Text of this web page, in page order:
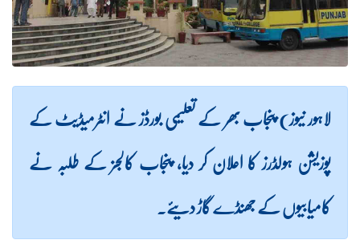
لاہور نیوز) پنجاب بھر کے تعلیمی بورڈز نے انٹرمیڈیٹ کے
پوزیشن ہولڈرز کا اعلان کر دیا، پنجاب کالجز کے طلبہ نے
کامیابیوں کے جھنڈے گاڑ دیئے۔